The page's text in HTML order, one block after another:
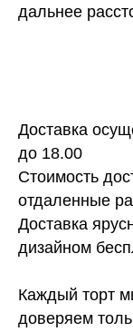
дальнее
Доставка
до 18.00
Стоимость
отдаленные
Доставка
дизайном
Каждый торт
доверяем